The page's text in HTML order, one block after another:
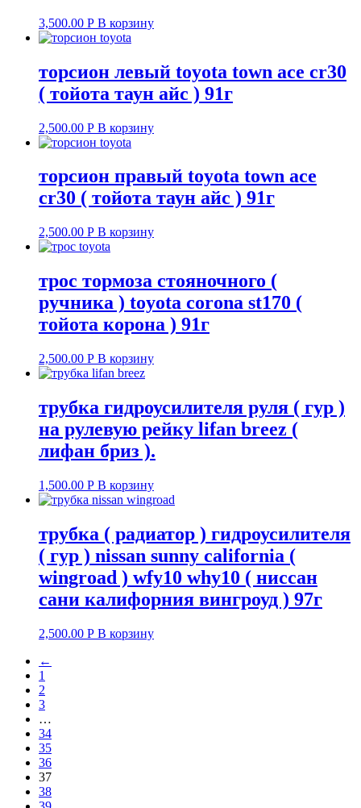
3,500.00 Р В корзину
торсион левый toyota town ace cr30
( тойота таун айс ) 91г
2,500.00 Р В корзину
торсион правый toyota town ace
cr30 ( тойота таун айс ) 91г
2,500.00 Р В корзину
трос тормоза стояночного (
ручника ) toyota corona st170 (
тойота корона ) 91г
2,500.00 Р В корзину
трубка гидроусилителя руля ( гур )
на рулевую рейку lifan breez (
лифан бриз ).
1,500.00 Р В корзину
трубка ( радиатор ) гидроусилителя
( гур ) nissan sunny california (
wingroad ) wfy10 why10 ( ниссан
сани калифорния вингроуд ) 97г
2,500.00 Р В корзину
←
1
2
3
…
34
35
36
37
38